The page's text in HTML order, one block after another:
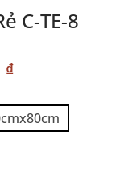
C-TE-8
₫